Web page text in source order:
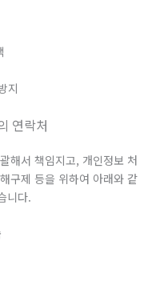
지
연락처
해서 책임지고, 개인정보 처
구제 등을 위하여 아래와 같
니다.